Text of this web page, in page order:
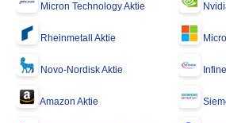
Micron Technology Aktie
Rheinmetall Aktie
Novo-Nordisk Aktie
Amazon Aktie